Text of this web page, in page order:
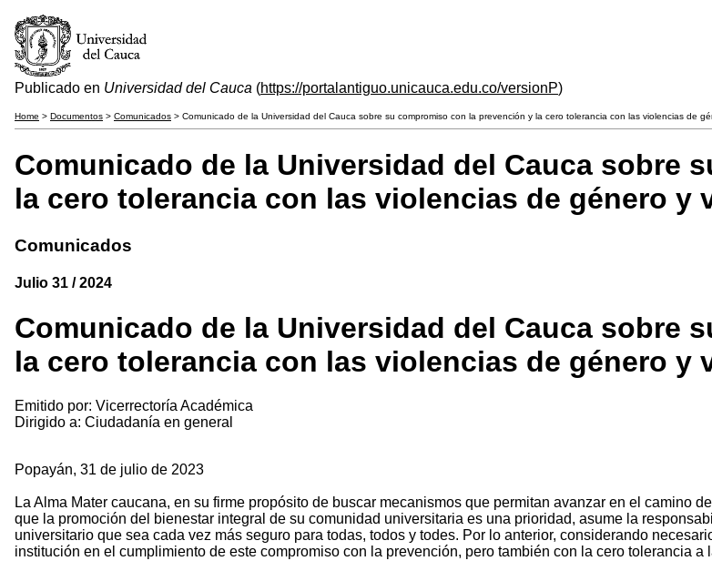
Publicado en Universidad del Cauca (https://portalantiguo.unicauca.edu.co/versionP)
Home > Documentos > Comunicados > Comunicado de la Universidad del Cauca sobre su compromiso con la prevención y la cero tolerancia con las violencias de
Comunicado de la Universidad del Cauca sobre
la cero tolerancia con las violencias de género y
Comunicados
Julio 31 / 2024
Comunicado de la Universidad del Cauca sobre
la cero tolerancia con las violencias de género y
Emitido por: Vicerrectoría Académica
Dirigido a: Ciudadanía en general
Popayán, 31 de julio de 2023
La Alma Mater caucana, en su firme propósito de buscar mecanismos que permitan avanzar en el camino
que la promoción del bienestar integral de su comunidad universitaria es una prioridad, asume la
universitario que sea cada vez más seguro para todas, todos y todes. Por lo anterior, considerando
institución en el cumplimiento de este compromiso con la prevención, pero también con la cero tolerancia